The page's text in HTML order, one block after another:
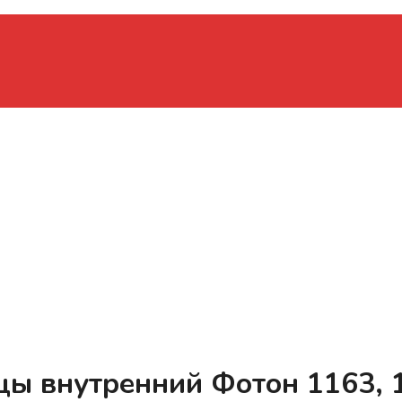
внутренний Фотон 1163,